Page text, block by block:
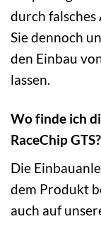
durch
Sie dennoch
den Einbau
lassen.
Wo finde ich
RaceChip GTS?
Die
dem Produkt
auch auf